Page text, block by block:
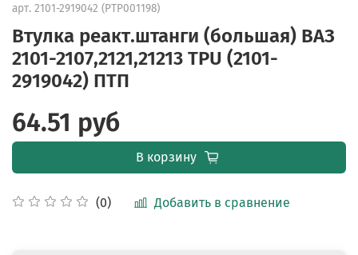
арт. 2101-2919042 (PTP001198)
Втулка реакт.штанги (большая) ВАЗ
2101-2107,2121,21213 TPU (2101-
2919042) ПТП
(0) Добавить в сравнение
64.51 руб
В корзину